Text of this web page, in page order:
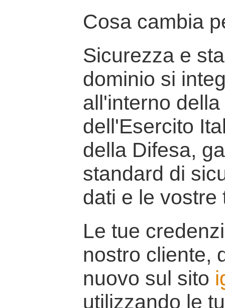
Cosa cambia
Sicurezza e
dominio si
all'interno
dell'Esercito
della Difesa,
standard di
dati e le vostre
Le tue
nostro cliente,
nuovo sul sito
utilizzando le